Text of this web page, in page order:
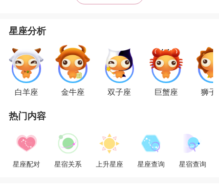
射手座
情的态度也如同冒险一般。射手座的爱情保质期很
短，和他们谈恋爱就是在跟新鲜感谈恋爱，当你产
生兴趣，决定入戏时，他已经默默离去。他们的爱
很强烈，甚至可以为了你去死的架势，但是受伤变
心之后，就会变成那种你死了眼皮都不会动一下的
漠然。有句话是这样说的，跟射手座恋爱你就输
了，因为他们只惦记得不到的人。
双子座
星座分析
白羊座 金牛座 双子座 巨蟹座 狮子
热门内容
星座配对 星宿关系 上升星座 星座查询 星宿查询